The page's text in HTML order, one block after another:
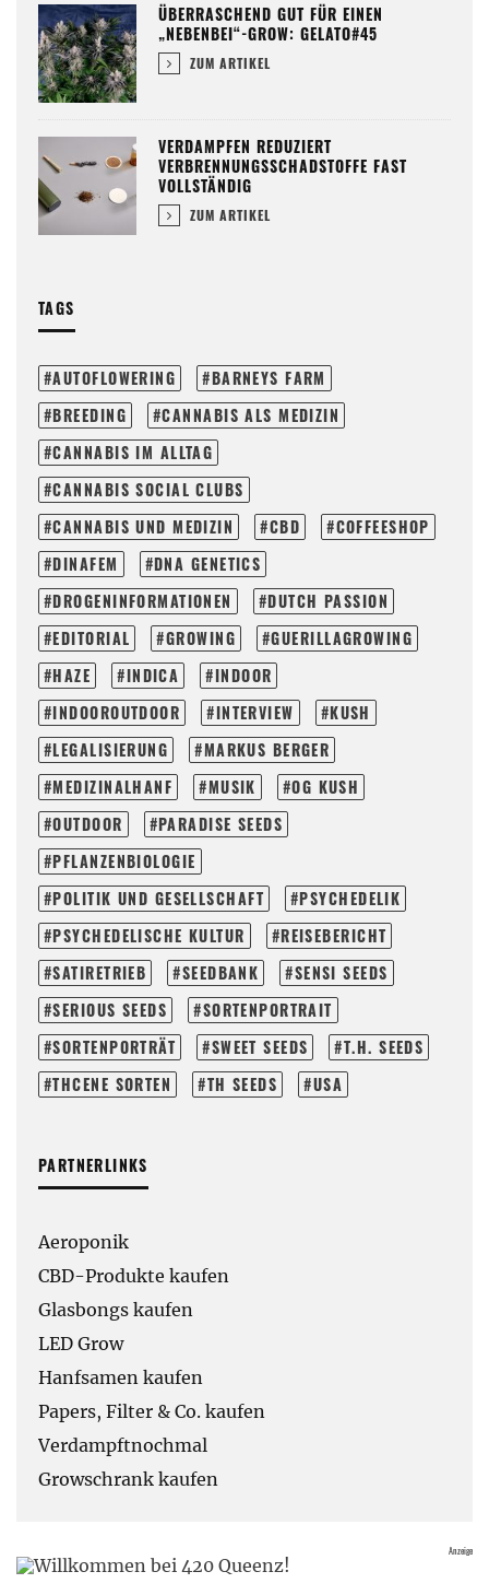
ÜBERRASCHEND GUT FÜR EINEN
„NEBENBEI“-GROW: GELATO#45
ZUM ARTIKEL
VERDAMPFEN REDUZIERT
VERBRENNUNGSSCHADSTOFFE FAST
VOLLSTÄNDIG
ZUM ARTIKEL
TAGS
AUTOFLOWERING
BARNEYS FARM
BREEDING
CANNABIS ALS MEDIZIN
CANNABIS IM ALLTAG
CANNABIS SOCIAL CLUBS
CANNABIS UND MEDIZIN
CBD
COFFEESHOP
DINAFEM
DNA GENETICS
DROGENINFORMATIONEN
DUTCH PASSION
EDITORIAL
GROWING
GUERILLAGROWING
HAZE
INDICA
INDOOR
INDOOROUTDOOR
INTERVIEW
KUSH
LEGALISIERUNG
MARKUS BERGER
MEDIZINALHANF
MUSIK
OG KUSH
OUTDOOR
PARADISE SEEDS
PFLANZENBIOLOGIE
POLITIK UND GESELLSCHAFT
PSYCHEDELIK
PSYCHEDELISCHE KULTUR
REISEBERICHT
SATIRETRIEB
SEEDBANK
SENSI SEEDS
SERIOUS SEEDS
SORTENPORTRAIT
SORTENPORTRÄT
SWEET SEEDS
T.H. SEEDS
THCENE SORTEN
TH SEEDS USA
PARTNERLINKS
Aeroponik
CBD-Produkte kaufen
Glasbongs kaufen
LED Grow
Hanfsamen kaufen
Papers, Filter & Co. kaufen
Verdampftnochmal
Growschrank kaufen